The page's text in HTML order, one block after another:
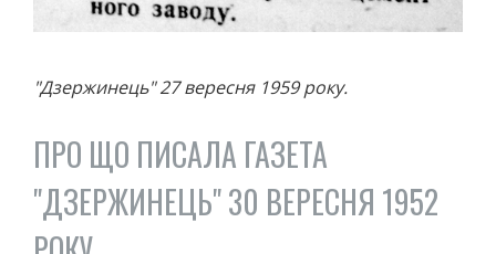
"Дзержинець" 27 вересня 1959 року.
ПРО ЩО ПИСАЛА ГАЗЕТА
"ДЗЕРЖИНЕЦЬ" 30 ВЕРЕСНЯ 1952